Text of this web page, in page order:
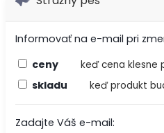
Informovať na e-mail pri
ceny
keď cena klesne
skladu keď produkt
Zadajte Váš e-mail: